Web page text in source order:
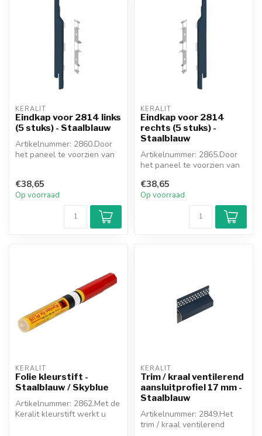
KERALIT
Eindkap voor 2814 links
(5 stuks) - Staalblauw
Artikelnummer: 2860.Door
het paneel te voorzien van
€38,65
Op voorraad
KERALIT
Eindkap voor 2814
rechts (5 stuks) -
Staalblauw
Artikelnummer: 2865.Door
het paneel te voorzien van
ont...
€38,65
Op voorraad
KERALIT
Folie kleurstift -
Staalblauw / Skyblue
Artikelnummer: 2862.Met de
Keralit kleurstift werkt u
KERALIT
Trim / kraal ventilerend
aansluitprofiel 17 mm -
Staalblauw
Artikelnummer: 2849.Het
trim / kraal ventilerend